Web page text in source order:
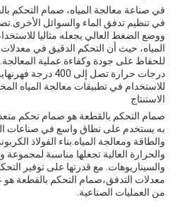
في صناعة معالجة المياه، صمام التحكم
في تنظيم تدفق الماء والسوائل
ووضع الضغط العالي يجعله مثاليا
المياه، حيث أن التحكم الدقيق في
للحفاظ على جودة وكفاءة عملية
درجات حرارة تصل إلى
للاستخدام في تطبيقات معالجة المياه
الاستنتاج
صمام التحكم بالقطعة هو صمام تحكم
به يستخدم على نطاق واسع في صناعات
والطاقة ومعالجة المياه.بناء الفولاذ
والحرارة العالية تجعلها مناسبة
والسيناريوهات. مع قدرتها على توفير
معدلات التدفق،صمام التحكم بالقطعة
من العمليات الصناعية.